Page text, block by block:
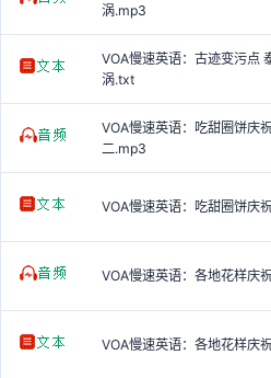
涡.mp3
VOA慢速英语：古迹变污点
涡.txt
VOA慢速英语：吃甜圈饼庆
二.mp3
VOA慢速英语：吃甜圈饼庆
VOA慢速英语：各地花样庆
VOA慢速英语：各地花样庆